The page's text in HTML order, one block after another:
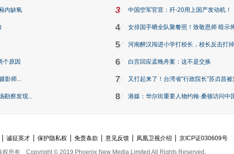
内缺氧
个原因
影师...
勘察发现...
3 中国空军官宣：歼-20用上国产发动机！
4 女排国手晒全队聚餐照！致敬恩师 暗示
5 河南醉汉闯进小学打校长，校长反击打
6 白宫回应孟晚舟案：这不是交换
7 又打起来了！台湾省“行政院长”苏贞昌
8 港媒：华尔街重要人物约翰·桑顿访问中
诚征英才 保护隐私权 免责条款 意见反馈 凤凰卫视介绍 京ICP证030609号
权所有 Copyright © 2019 Phoenix New Media Limited All Rights Reserved.